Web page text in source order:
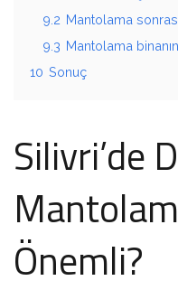
9.2 Mantolama
9.3 Mantolama
10 Sonuç
Silivri’de
Önemli?